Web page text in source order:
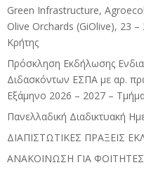
Green Infrastructure,
Olive Orchards (GiOlive), 23
Κρήτης
Πρόσκληση Εκδήλωσης
Διδασκόντων ΕΣΠΑ με αρ.
Εξάμηνο 2026 – 2027 –
Πανελλαδική Διαδικτυακή
ΔΙΑΠΙΣΤΩΤΙΚΕΣ ΠΡΑΞΕΙΣ
ΑΝΑΚΟΙΝΩΣΗ ΓΙΑ